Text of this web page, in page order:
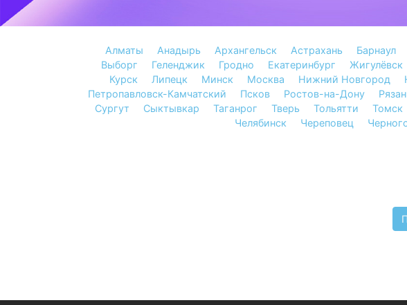
Алматы Анадырь Архангельск Астрахань Барнаул
Выборг
Геленджик Гродно Екатеринбург Жигулёвск
Курск
Липецк Минск Москва Нижний Новгород
Петропавловск-Камчатский
Псков Ростов-на-Дону
Сургут
Сыктывкар Таганрог Тверь Тольятти Томск
Челябинск
Череповец